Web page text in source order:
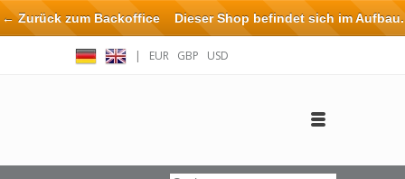
| EUR GBP USD
← Zurück zum BackofficeDieser Shop befindet sich im Aufbau.
Eventuell können nicht alle Bestellungen eingehalten oder erfüllt